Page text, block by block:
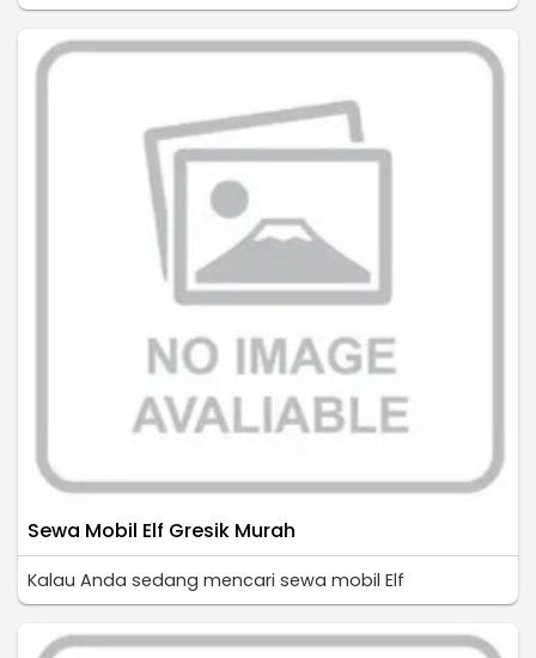
Sewa Mobil Elf Gresik Murah
Kalau Anda sedang mencari sewa mobil Elf